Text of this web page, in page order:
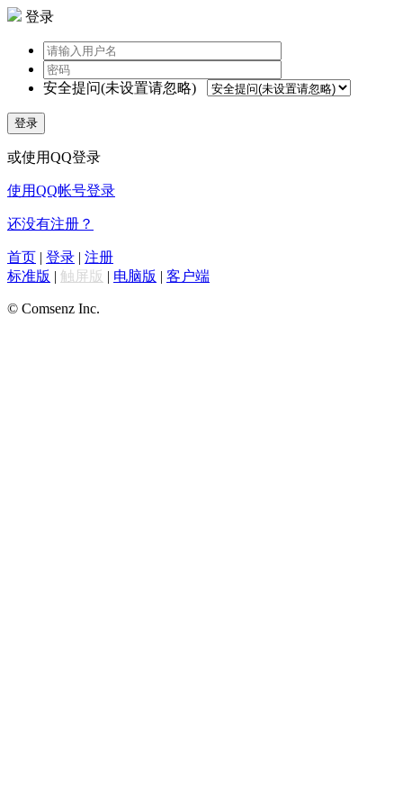
登录
安全提问(未设置请忽略)
登录
或使用QQ登录
使用QQ帐号登录
还没有注册？
首页 | 登录 | 注册
标准版 | 触屏版 | 电脑版 | 客户端
© Comsenz Inc.